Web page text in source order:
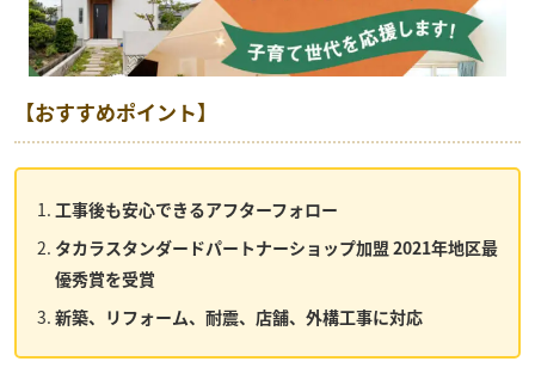
【おすすめポイント】
工事後も安心できるアフターフォロー
タカラスタンダードパートナーショップ加盟 2021年地区最
優秀賞を受賞
新築、リフォーム、耐震、店舗、外構工事に対応